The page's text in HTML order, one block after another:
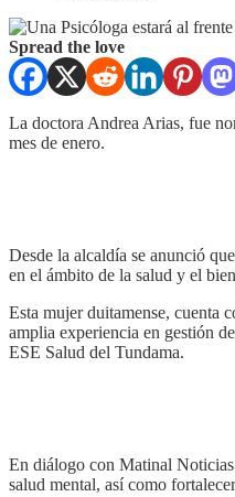
Spread the love
La doctora Andrea Arias, fue
mes de enero.
Desde la alcaldía se anunció
en el ámbito de la salud y el
Esta mujer duitamense, cuenta
amplia experiencia en gestión
ESE Salud del Tundama.
En diálogo con Matinal Noticias
salud mental, así como